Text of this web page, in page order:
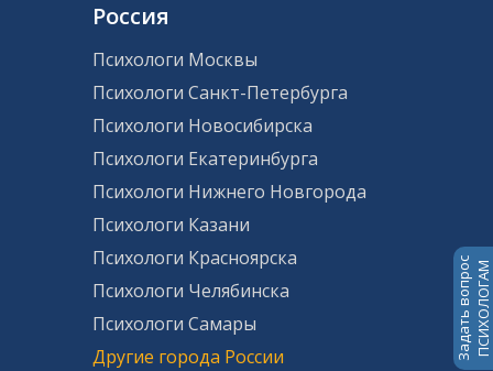
Задать вопросПСИХОЛОГАМ
Россия
Психологи Москвы
Психологи Санкт-Петербурга
Психологи Новосибирска
Психологи Екатеринбурга
Психологи Нижнего Новгорода
Психологи Казани
Психологи Красноярска
Психологи Челябинска
Психологи Самары
Другие города России